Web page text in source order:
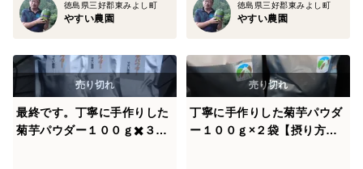
徳島県三好郡東みよし町
やすい農園
徳島県三好郡東みよし町
やすい農園
最終です。丁寧に手作りした
菊芋パウダー１００ｇ✖️３袋
丁寧に手作りした菊芋パウダ
ー１００ｇ×２袋【摂り方付